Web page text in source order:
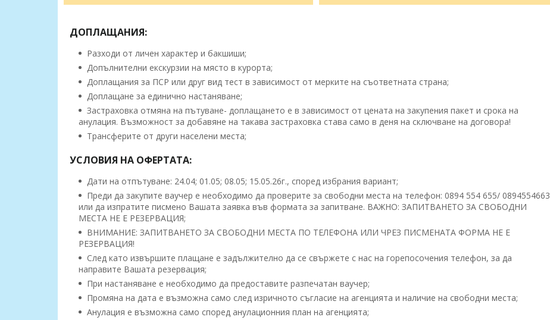
ДОПЛАЩАНИЯ:
Разходи от личен характер и бакшиши;
Допълнителни екскурзии на място в курорта;
Доплащания за ПСР или друг вид тест в зависимост от мерките на съответната страна;
Доплащане за единично настаняване;
Застраховка отмяна на пътуване- доплащането е в зависимост от цената на закупения пакет и срока на
анулация. Възможност за добавяне на такава застраховка става само в деня на сключване на договора!
Трансферите от други населени места;
УСЛОВИЯ НА ОФЕРТАТА:
Дати на отпътуване: 24.04; 01.05; 08.05; 15.05.26г., според избрания вариант;
Преди да закупите ваучер е необходимо да проверите за свободни места на телефон: 0894 554 655/ 0894554663
или да изпратите писмено Вашата заявка във формата за запитване. ВАЖНО: ЗАПИТВАНЕТО ЗА СВОБОДНИ
МЕСТА НЕ Е РЕЗЕРВАЦИЯ;
ВНИМАНИЕ: ЗАПИТВАНЕТО ЗА СВОБОДНИ МЕСТА ПО ТЕЛЕФОНА ИЛИ ЧРЕЗ ПИСМЕНАТА ФОРМА НЕ Е
РЕЗЕРВАЦИЯ!
След като извършите плащане е задължително да се свържете с нас на горепосочения телефон, за да
направите Вашата резервация;
При настаняване е необходимо да предоставите разпечатан ваучер;
Промяна на дата е възможна само след изричното съгласие на агенцията и наличие на свободни места;
Анулация е възможна само според анулационния план на агенцията;